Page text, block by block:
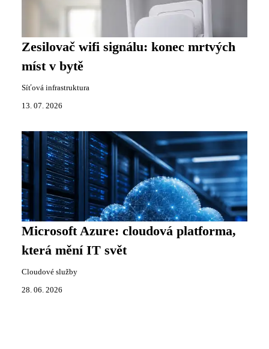
Zesilovač wifi signálu: konec mrtvých
míst v bytě
Síťová infrastruktura
13. 07. 2026
Microsoft Azure: cloudová platforma,
která mění IT svět
Cloudové služby
28. 06. 2026